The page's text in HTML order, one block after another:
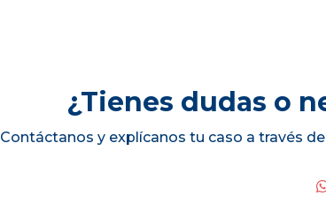
¿Tienes dudas o
Contáctanos y explícanos tu caso a través